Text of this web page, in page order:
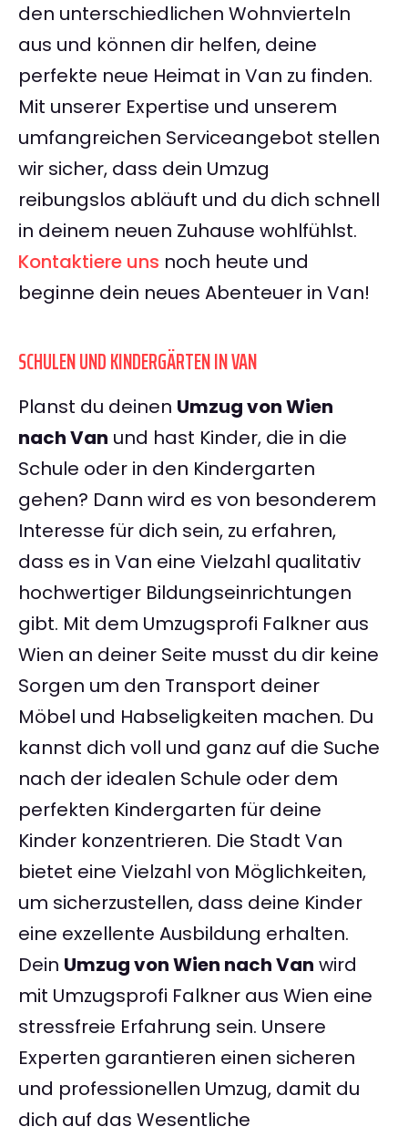
den unterschiedlichen Wohnvierteln
aus und können dir helfen, deine
perfekte neue Heimat in Van zu finden.
Mit unserer Expertise und unserem
umfangreichen Serviceangebot stellen
wir sicher, dass dein Umzug
reibungslos abläuft und du dich schnell
in deinem neuen Zuhause wohlfühlst.
Kontaktiere uns noch heute und
beginne dein neues Abenteuer in Van!
SCHULEN UND KINDERGÄRTEN IN VAN
Planst du deinen Umzug von Wien
nach Van und hast Kinder, die in die
Schule oder in den Kindergarten
gehen? Dann wird es von besonderem
Interesse für dich sein, zu erfahren,
dass es in Van eine Vielzahl qualitativ
hochwertiger Bildungseinrichtungen
gibt. Mit dem Umzugsprofi Falkner aus
Wien an deiner Seite musst du dir keine
Sorgen um den Transport deiner
Möbel und Habseligkeiten machen. Du
kannst dich voll und ganz auf die Suche
nach der idealen Schule oder dem
perfekten Kindergarten für deine
Kinder konzentrieren. Die Stadt Van
bietet eine Vielzahl von Möglichkeiten,
um sicherzustellen, dass deine Kinder
eine exzellente Ausbildung erhalten.
Dein Umzug von Wien nach Van wird
mit Umzugsprofi Falkner aus Wien eine
stressfreie Erfahrung sein. Unsere
Experten garantieren einen sicheren
und professionellen Umzug, damit du
dich auf das Wesentliche